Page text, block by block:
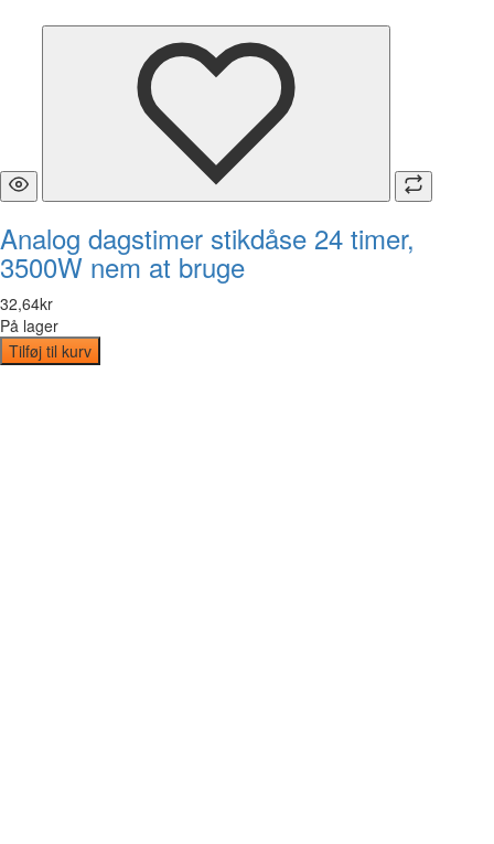
Analog dagstimer stikdåse 24 timer,
3500W nem at bruge
32,64kr
På lager
Tilføj til kurv